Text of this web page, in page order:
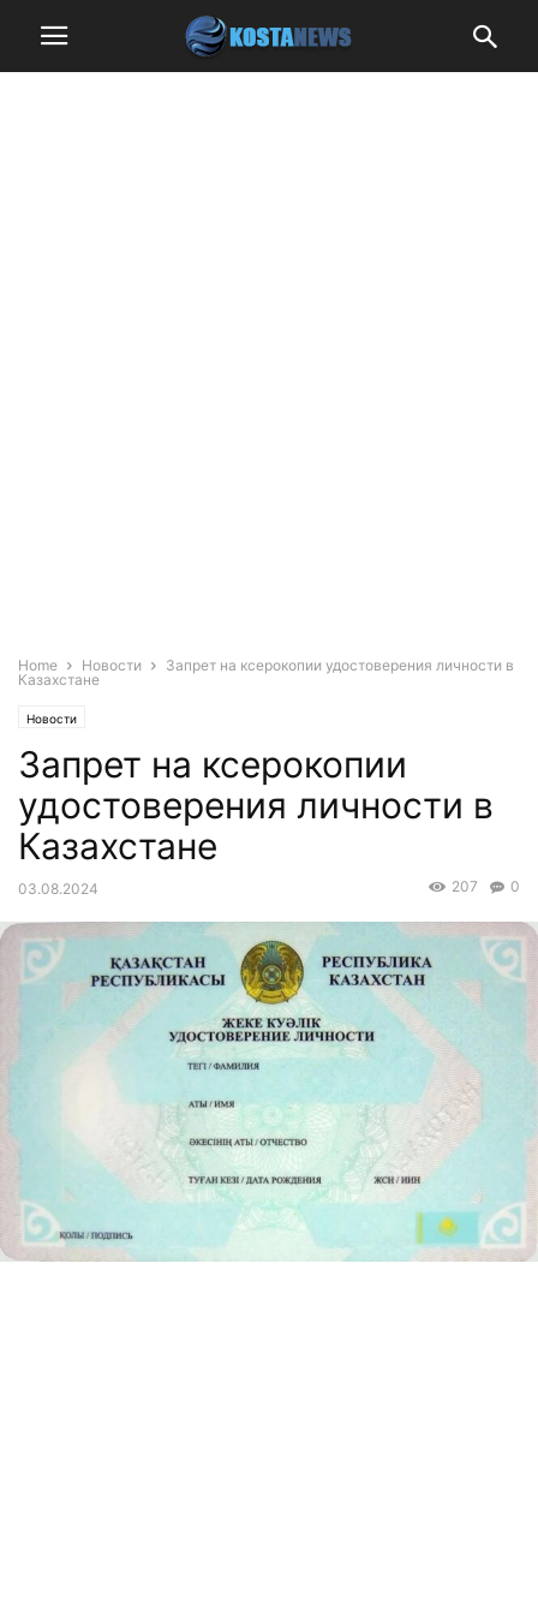
Home Новости
Запрет на ксерокопии удостоверения личности в
Казахстане
Новости
Запрет на ксерокопии
удостоверения личности в
Казахстане
03.08.2024 0
207